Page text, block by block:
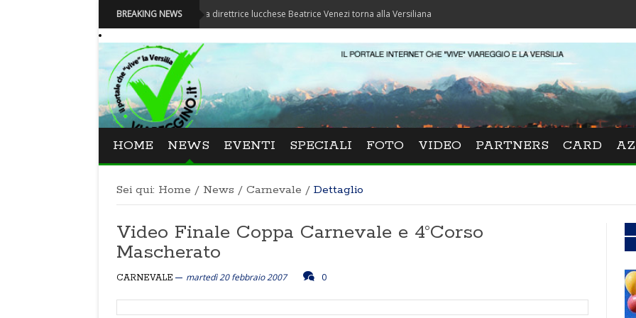
BREAKING NEWS
Festival La Versiliana - La direttrice lucchese Beatrice Venezi torna alla Versiliana
HOME NEWS EVENTI SPECIALI FOTO VIDEO PARTNERS CARD
Sei qui: Home / News / Carnevale / Dettaglio
Video Finale Coppa Carnevale e 4°Corso
Mascherato
CARNEVALE martedì 20 febbraio 2007 0